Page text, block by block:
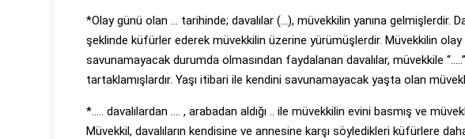
*Olay günü olan … tarihinde; davalılar (…), müvekkilin yanına gelmişlerdir.
şeklinde küfürler ederek müvekkilin üzerine yürümüşlerdir. Müvekkilin
savunamayacak durumda olmasından faydalanan davalılar, müvekkile
tartaklamışlardır. Yaşı itibari ile kendini savunamayacak yaşta olan
*….. davalılardan …. , arabadan aldığı .. ile müvekkilin evini basmış ve
Müvekkil, davalıların kendisine ve annesine karşı söyledikleri küfürlere